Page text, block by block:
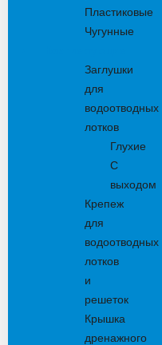
Пластиковые
Чугунные
Заглушки
для
водоотводных
лотков
Глухие
С
выходом
Крепеж
для
водоотводных
лотков
и
решеток
Крышка
дренажного